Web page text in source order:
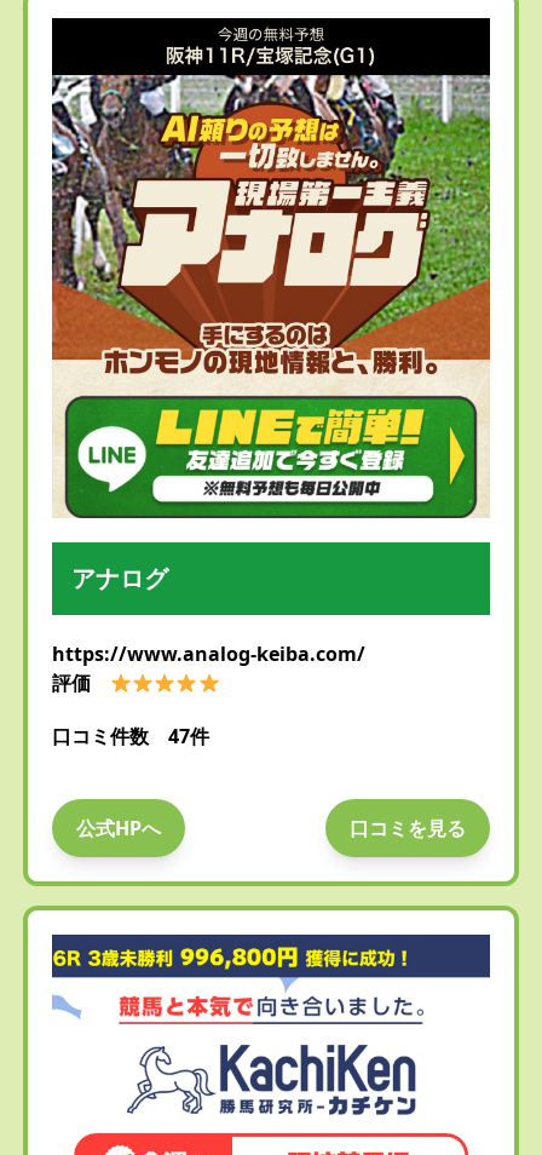
アナログ
https://www.analog-keiba.com/
評価
口コミ件数 47件
公式HPへ 口コミを見る